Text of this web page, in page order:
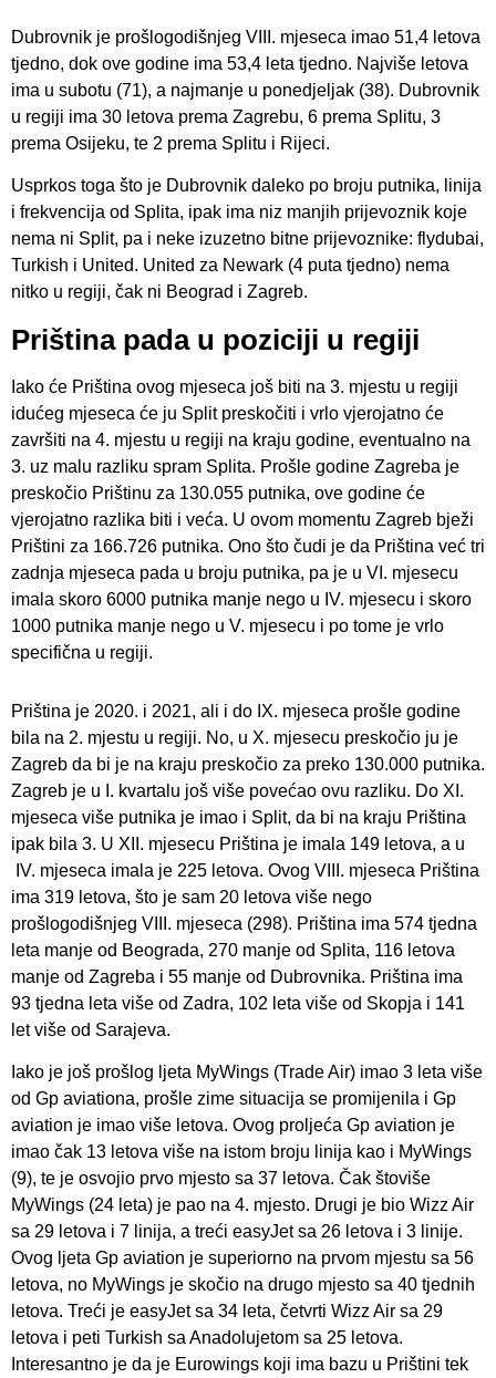
Dubrovnik je prošlogodišnjeg VIII. mjeseca imao 51,4 letova
tjedno, dok ove godine ima 53,4 leta tjedno. Najviše letova
ima u subotu (71), a najmanje u ponedjeljak (38). Dubrovnik
u regiji ima 30 letova prema Zagrebu, 6 prema Splitu, 3
prema Osijeku, te 2 prema Splitu i Rijeci.
Usprkos toga što je Dubrovnik daleko po broju putnika, linija
i frekvencija od Splita, ipak ima niz manjih prijevoznik koje
nema ni Split, pa i neke izuzetno bitne prijevoznike: flydubai,
Turkish i United. United za Newark (4 puta tjedno) nema
nitko u regiji, čak ni Beograd i Zagreb.
Priština pada u poziciji u regiji
Iako će Priština ovog mjeseca još biti na 3. mjestu u regiji
idućeg mjeseca će ju Split preskočiti i vrlo vjerojatno će
završiti na 4. mjestu u regiji na kraju godine, eventualno na
3. uz malu razliku spram Splita. Prošle godine Zagreba je
preskočio Prištinu za 130.055 putnika, ove godine će
vjerojatno razlika biti i veća. U ovom momentu Zagreb bježi
Prištini za 166.726 putnika. Ono što čudi je da Priština već tri
zadnja mjeseca pada u broju putnika, pa je u VI. mjesecu
imala skoro 6000 putnika manje nego u IV. mjesecu i skoro
1000 putnika manje nego u V. mjesecu i po tome je vrlo
specifična u regiji.
Priština je 2020. i 2021, ali i do IX. mjeseca prošle godine
bila na 2. mjestu u regiji. No, u X. mjesecu preskočio ju je
Zagreb da bi je na kraju preskočio za preko 130.000 putnika.
Zagreb je u I. kvartalu još više povećao ovu razliku. Do XI.
mjeseca više putnika je imao i Split, da bi na kraju Priština
ipak bila 3. U XII. mjesecu Priština je imala 149 letova, a u
IV. mjeseca imala je 225 letova. Ovog VIII. mjeseca Priština
ima 319 letova, što je sam 20 letova više nego
prošlogodišnjeg VIII. mjeseca (298). Priština ima 574 tjedna
leta manje od Beograda, 270 manje od Splita, 116 letova
manje od Zagreba i 55 manje od Dubrovnika. Priština ima
93 tjedna leta više od Zadra, 102 leta više od Skopja i 141
let više od Sarajeva.
Iako je još prošlog ljeta MyWings (Trade Air) imao 3 leta više
od Gp aviationa, prošle zime situacija se promijenila i Gp
aviation je imao više letova. Ovog proljeća Gp aviation je
imao čak 13 letova više na istom broju linija kao i MyWings
(9), te je osvojio prvo mjesto sa 37 letova. Čak štoviše
MyWings (24 leta) je pao na 4. mjesto. Drugi je bio Wizz Air
sa 29 letova i 7 linija, a treći easyJet sa 26 letova i 3 linije.
Ovog ljeta Gp aviation je superiorno na prvom mjestu sa 56
letova, no MyWings je skočio na drugo mjesto sa 40 tjednih
letova. Treći je easyJet sa 34 leta, četvrti Wizz Air sa 29
letova i peti Turkish sa Anadolujetom sa 25 letova.
Interesantno je da je Eurowings koji ima bazu u Prištini tek